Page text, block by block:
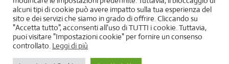
alcuni tipi di cookie può avere impatto sulla tua esperienza del
sito e dei servizi che siamo in grado di offrire. Cliccando su
"Accetta tutto", acconsenti all'uso di TUTTI i cookie. Tuttavia,
puoi visitare "Impostazioni cookie" per fornire un consenso
controllato. Leggi di più